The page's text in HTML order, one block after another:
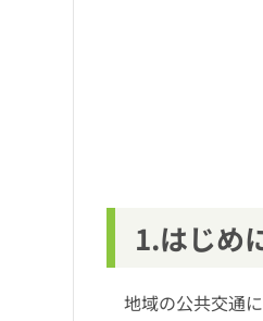
1.はじめ
地域の公共交通